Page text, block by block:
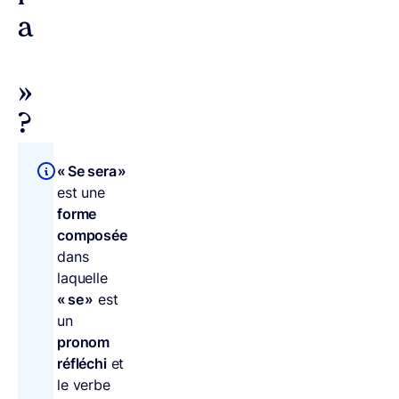
a
»
?
« Se sera »
est une
forme
composée
dans
laquelle
« se » est
un
pronom
réfléchiet
le verbe